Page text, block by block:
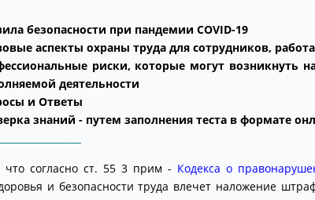
безопасности при пандемии COVID-19
аспекты охраны труда для сотрудников,
риски, которые могут возникнуть
деятельности
и Ответы
знаний - путем заполнения теста в формате
что согласно ст. 55 3 прим - Кодекса о
и безопасности труда влечет наложение